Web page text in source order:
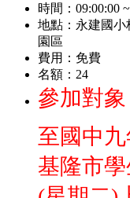
時間： 09:00:00
地點： 永建國小
園區
費用： 免費
名額： 24
參加對
至國中九
基隆市學
(星期二)